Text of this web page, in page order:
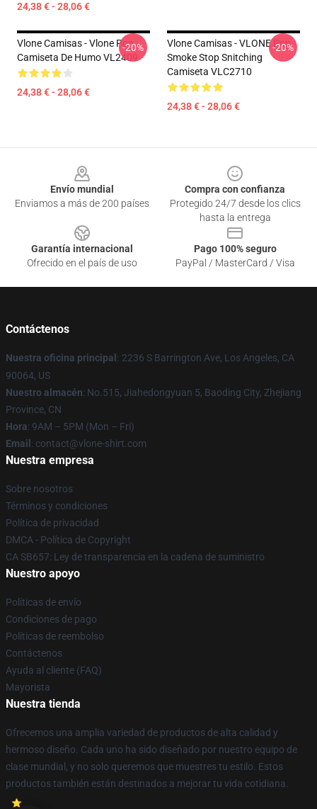
24,38 € - 28,06 €
Vlone Camisas - Vlone Pop
Camiseta De Humo VL2409
24,38 € - 28,06 €
-20%
Vlone Camisas - VLONE Pop
Smoke Stop Snitching
Camiseta VLC2710
24,38 € - 28,06 €
-20%
Envío mundial
Enviamos a más de 200 países
Compra con confianza
Protegido 24/7 desde los clics
hasta la entrega
Garantía internacional
Ofrecido en el país de uso
Pago 100% seguro
PayPal / MasterCard / Visa
Contáctenos
Nuestra oficina principal : 2236 S Barrington Ave, Los Angeles, CA
90064, US
Nuestro almacén: No.515, Jiahedongyuan 5, Baoding City, Zhejiang
Province, CN
Hora: 9AM – 5PM (Mon – Fri)
Email : contact@vlone-shirt.com
Nuestra empresa
Sobre nosotros
Términos y condiciones
Política de privacidad
DMCA - Política de Copyright
CA SB657: Ley de transparencia en la cadena de suministro
Nuestro apoyo
Políticas de envío
Condiciones de pago
Políticas de reembolso
Contáctenos
Ayuda al cliente (FAQ)
Mayorista
Nuestra tienda
Ofrecemos una amplia variedad de productos de alta calidad y
hermoso diseño. Cada uno ha sido diseñado por nuestro equipo de
clase mundial, y no solo queremos que muestres tu estilo. Estos
productos también están destinados a mejorar tu vida cotidiana.